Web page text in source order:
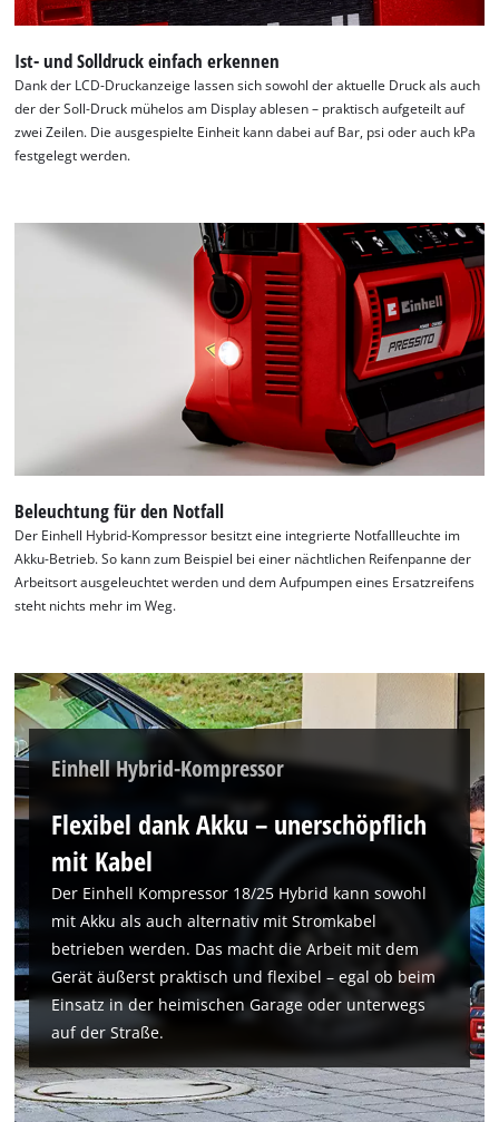
This content is not permitted to load due
to trackers that are not disclosed to the
visitor. The website owner needs to setup
the site with their CMP to add this content
to the list of technologies used.
Powered byUsercentrics Consent
Management Platform
Ist- und Solldruck einfach erkennen
Dank der LCD-Druckanzeige lassen sich sowohl der aktuelle Druck als auch
der der Soll-Druck mühelos am Display ablesen – praktisch aufgeteilt auf
zwei Zeilen. Die ausgespielte Einheit kann dabei auf Bar, psi oder auch kPa
festgelegt werden.
Beleuchtung für den Notfall
Der Einhell Hybrid-Kompressor besitzt eine integrierte Notfallleuchte im
Akku-Betrieb. So kann zum Beispiel bei einer nächtlichen Reifenpanne der
Arbeitsort ausgeleuchtet werden und dem Aufpumpen eines Ersatzreifens
steht nichts mehr im Weg.
Einhell Hybrid-Kompressor
Flexibel dank Akku – unerschöpflich
mit Kabel
Der Einhell Kompressor 18/25 Hybrid kann sowohl
mit Akku als auch alternativ mit Stromkabel
betrieben werden. Das macht die Arbeit mit dem
Gerät äußerst praktisch und flexibel – egal ob beim
Einsatz in der heimischen Garage oder unterwegs
auf der Straße.